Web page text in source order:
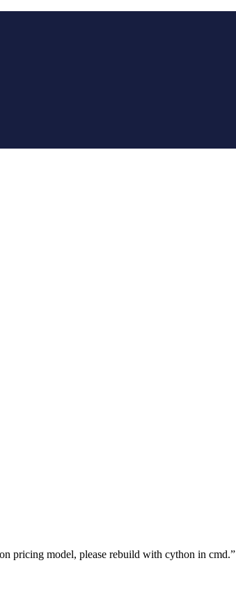
pricing model, please rebuild with cython in cmd.”